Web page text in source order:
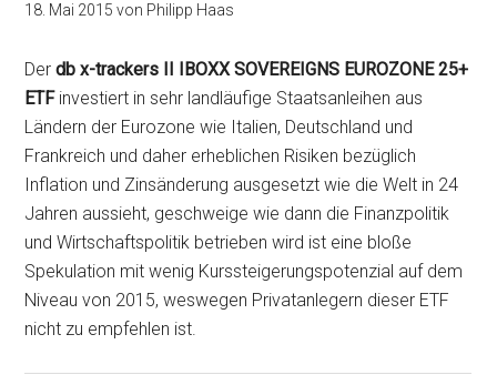
18. Mai 2015 von Philipp Haas
Derdb x-trackers II IBOXX SOVEREIGNS EUROZONE 25+
ETFinvestiert in sehr landläufige Staatsanleihen aus
Ländern der Eurozone wie Italien, Deutschland und
Frankreich und daher erheblichen Risiken bezüglich
Inflation und Zinsänderung ausgesetzt wie die Welt in 24
Jahren aussieht, geschweige wie dann die Finanzpolitik
und Wirtschaftspolitik betrieben wird ist eine bloße
Spekulation mit wenig Kurssteigerungspotenzial auf dem
Niveau von 2015, weswegen Privatanlegern dieser ETF
nicht zu empfehlen ist.